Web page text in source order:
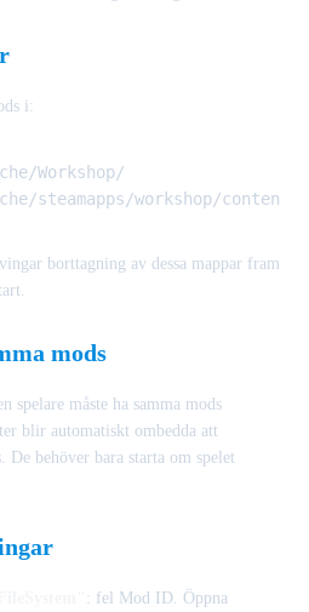
i:
Workshop/
borttagning av dessa mappar fram
mods
spelare måste ha samma mods
blir automatiskt ombedda att
De behöver bara starta om spelet
: fel Mod ID. Öppna